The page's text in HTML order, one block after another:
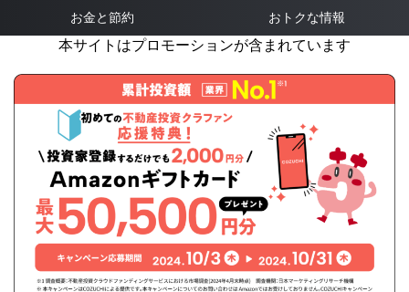
お金と節約 おトクな情報
本サイトはプロモーションが含まれています